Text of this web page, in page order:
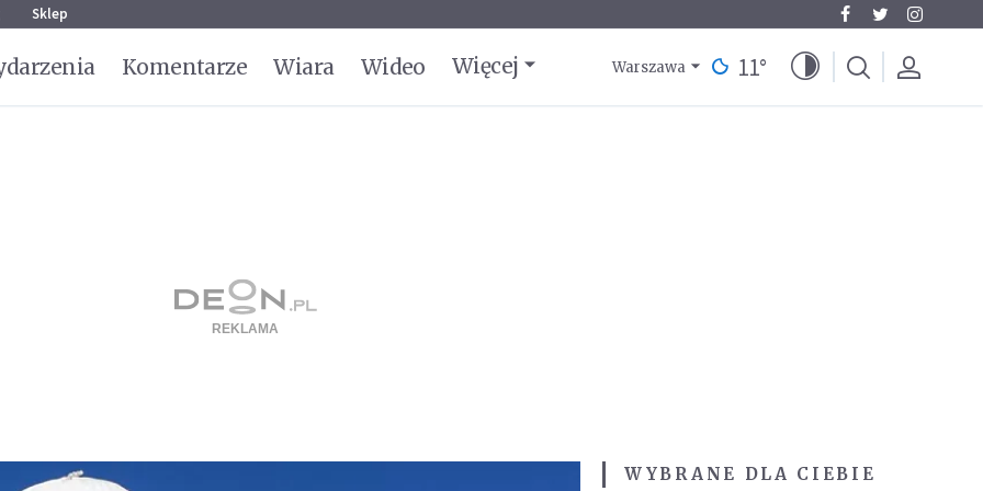
Sklep
Komentarze Wiara Wideo Więcej Warszawa 11°
WYBRANE DLA CIEBIE